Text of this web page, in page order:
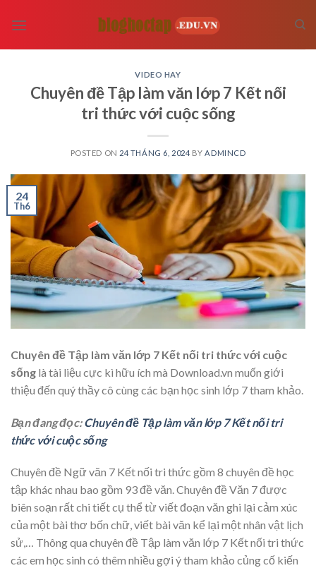
VIDEO HAY
Chuyên đề Tập làm văn lớp 7 Kết nối
tri thức với cuộc sống
POSTED ON 24 THÁNG 6, 2024 BY ADMINCD
24
Th6
Chuyên đề Tập làm văn lớp 7 Kết nối tri thức với cuộc
sống là tài liệu cực kì hữu ích mà Download.vn muốn giới
thiệu đến quý thầy cô cùng các bạn học sinh lớp 7 tham khảo.
Bạn đang đọc:Chuyên đề Tập làm văn lớp 7 Kết nối tri
thức với cuộc sống
Chuyên đề Ngữ văn 7 Kết nối tri thức gồm 8 chuyên đề học
tập khác nhau bao gồm 93 đề văn. Chuyên đề Văn 7 được
biên soạn rất chi tiết cụ thể từ viết đoạn văn ghi lại cảm xúc
của một bài thơ bốn chữ, viết bài văn kể lại một nhân vật lịch
sử,… Thông qua chuyên đề Tập làm văn lớp 7 Kết nối tri thức
các em học sinh có thêm nhiều gợi ý tham khảo củng cố kiến